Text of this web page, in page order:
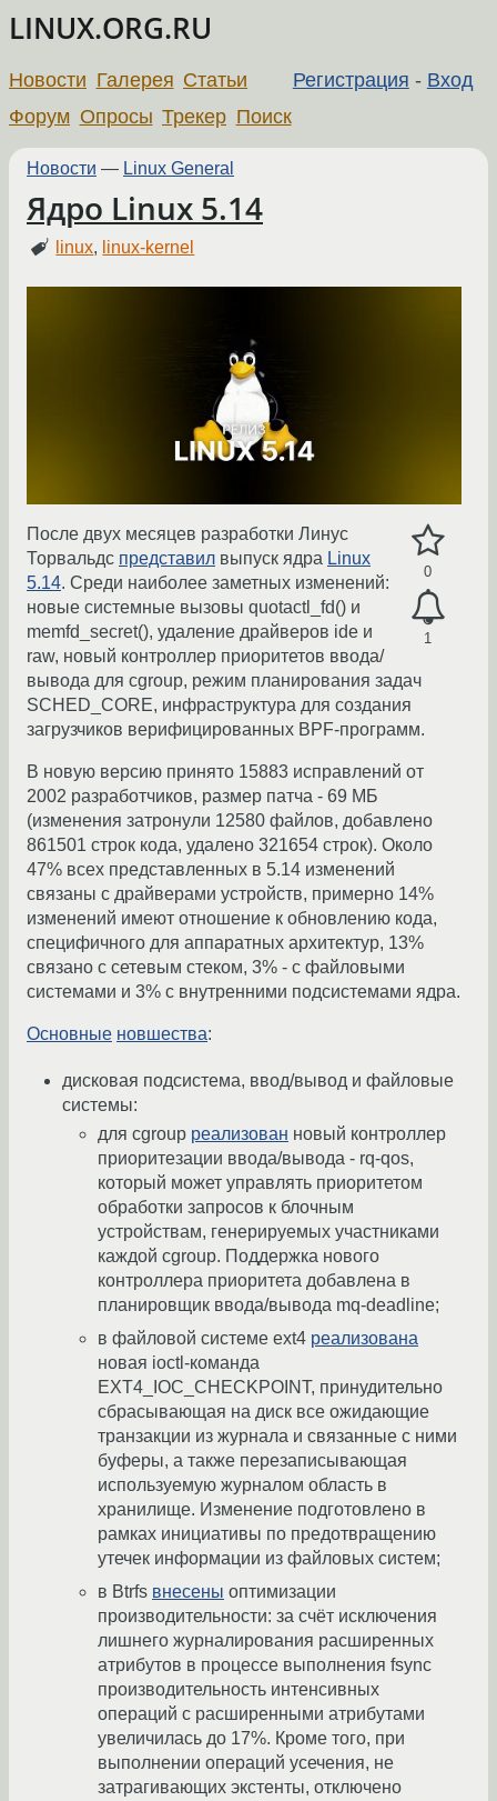
LINUX.ORG.RU
Регистрация - Вход
Новости Галерея Статьи
Форум Опросы Трекер Поиск
Новости — Linux General
Ядро Linux 5.14
linux, linux-kernel
0
1
После двух месяцев разработки Линус
Торвальдс представил выпуск ядра Linux
5.14. Среди наиболее заметных изменений:
новые системные вызовы quotactl_fd() и
memfd_secret(), удаление драйверов ide и
raw, новый контроллер приоритетов ввода/
вывода для cgroup, режим планирования задач
SCHED_CORE, инфраструктура для создания
загрузчиков верифицированных BPF-программ.
В новую версию принято 15883 исправлений от
2002 разработчиков, размер патча - 69 МБ
(изменения затронули 12580 файлов, добавлено
861501 строк кода, удалено 321654 строк). Около
47% всех представленных в 5.14 изменений
связаны с драйверами устройств, примерно 14%
изменений имеют отношение к обновлению кода,
специфичного для аппаратных архитектур, 13%
связано с сетевым стеком, 3% - с файловыми
системами и 3% c внутренними подсистемами ядра.
Основные новшества:
дисковая подсистема, ввод/вывод и файловые
системы:
для cgroup реализован новый контроллер
приоритезации ввода/вывода - rq-qos,
который может управлять приоритетом
обработки запросов к блочным
устройствам, генерируемых участниками
каждой cgroup. Поддержка нового
контроллера приоритета добавлена в
планировщик ввода/вывода mq-deadline;
в файловой системе ext4 реализована
новая ioctl-команда
EXT4_IOC_CHECKPOINT, принудительно
сбрасывающая на диск все ожидающие
транзакции из журнала и связанные с ними
буферы, а также перезаписывающая
используемую журналом область в
хранилище. Изменение подготовлено в
рамках инициативы по предотвращению
утечек информации из файловых систем;
в Btrfs внесены оптимизации
производительности: за счёт исключения
лишнего журналирования расширенных
атрибутов в процессе выполнения fsync
производительность интенсивных
операций с расширенными атрибутами
увеличилась до 17%. Кроме того, при
выполнении операций усечения, не
затрагивающих экстенты, отключено